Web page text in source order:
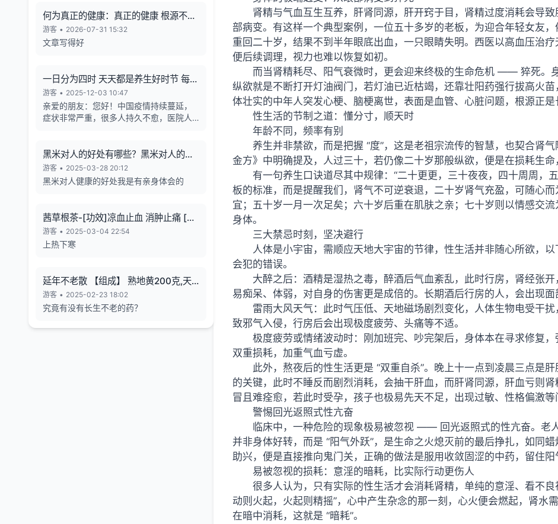
何为真正的健康：真正的健康 根源不在
向外寻觅
游客 • 2026-07-31 15:32
文章写得好
一日分为四时 天天都是养生好时节 每一
天的养生也有4个最关键的时段
游客 • 2025-12-03 10:47
亲爱的朋友：您好！中国疫情持续蔓延，
症状非常严重，很多人持久不愈，医院人
气异象频发。古今中外的预言也说了这几
年人类有大灾难，如刘伯温在预言中说 "贫
者一万留一千，富者一万留二三”,“贫富若
不回心转，看看死期到眼前”, 预言中也告诉
躲过末劫中的劫难，有个美好的未来，请
您务必打开下方网址认真了解，内有躲避
瘟疫保平安的方法。网址1：
bitly.net/55dd55 网址2：
黑米对人的好处有哪些？黑米对人的长
寿有帮助
游客 • 2025-03-28 20:12
黑米对人健康的好处我是有亲身体会的
茜草根茶-[功效]凉血止血 消肿止痛 [治
疗] 小儿流行性腮腺炎-一味妙方
游客 • 2025-03-04 22:54
上热下寒
延年不老散 【组成】 熟地黄200克,天
冬180克 五味子60 克
游客 • 2025-02-23 18:02
究竟有没有长生不老的药？
肾精与气血互生互养，肝肾同源，肝开窍于目，肾精过度消耗会导
部病变。有这样一个典型案例，一位五十多岁的老板，为迎合年轻女友
重回二十岁，结果不到半年眼底出血，一只眼睛失明。西医以高血压治
便后续调理，视力也难以恢复如初。
而当肾精耗尽、阳气衰微时，更会迎来终极的生命危机 —— 猝死。
纵欲就是不断打开灯油阀门，若灯油已近枯竭，还靠壮阳药强行拔高火
体壮实的中年人突发心梗、脑梗离世，表面是血管、心脏问题，根源正是
性生活的节制之道：懂分寸，顺天时
年龄不同，频率有别
养生并非禁欲，而是把握 “度”，这是老祖宗流传的智慧，也契合肾
金方》中明确提及，人过三十，若仍像二十岁那般纵欲，便是在损耗生命
有一句养生口诀道尽其中规律：“二十更更，三十夜夜，四十周周，
板的标准，而是提醒我们，肾气不可逆衰退，二十岁肾气充盈，可随心
宜；五十岁一月一次足矣；六十岁后重在肌肤之亲；七十岁则以情感交
身体。
三大禁忌时刻，坚决避行
人体是小宇宙，需顺应天地大宇宙的节律，性生活并非随心所欲，
会犯的错误。
大醉之后：酒精是湿热之毒，醉酒后气血紊乱，此时行房，肾经张
易痴呆、体弱，对自身的伤害更是成倍的。长期酒后行房的人，会出现面
雷雨大风天气：此时气压低、天地磁场剧烈变化，人体生物电受干
致邪气入侵，行房后会出现极度疲劳、头痛等不适。
极度疲劳或情绪波动时：刚加班完、吵完架后，身体本在寻求修复
双重损耗，加重气血亏虚。
此外，熬夜后的性生活更是 “双重自杀”。晚上十一点到凌晨三点是
的关键，此时不睡反而剧烈消耗，会抽干肝血，而肝肾同源，肝血亏则
冒且难痊愈，若此时受孕，孩子也极易先天不足，出现过敏、性格偏激等
警惕回光返照式性亢奋
临床中，一种危险的现象极易被忽视 —— 回光返照式的性亢奋。老
并非身体好转，而是 “阳气外跃”，是生命之火熄灭前的最后挣扎，如同
助兴，便是直接推向鬼门关，正确的做法是服用收敛固涩的中药，留住阳
易被忽视的损耗：意淫的暗耗，比实际行动更伤人
很多人认为，只有实际的性生活才会消耗肾精，单纯的意淫、看不
动则火起，火起则精摇”，心中产生杂念的那一刻，心火便会燃起，肾水
在暗中消耗，这就是 “暗耗”。